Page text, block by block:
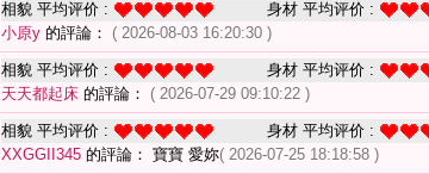
相貌 平均评价 : 身材 平均评价 :
小原y 的評論： ( 2026-08-03 16:20:30 )
相貌 平均评价 : 身材 平均评价 :
天天都起床 的評論： ( 2026-07-29 09:10:22 )
相貌 平均评价 : 身材 平均评价 :
XXGGII345 的評論： 寶寶 愛妳( 2026-07-25 18:18:58 )